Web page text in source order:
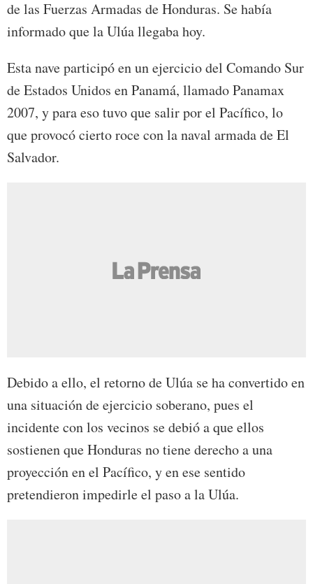
de las Fuerzas Armadas de Honduras. Se había
informado que la Ulúa llegaba hoy.
Esta nave participó en un ejercicio del Comando Sur
de Estados Unidos en Panamá, llamado Panamax
2007, y para eso tuvo que salir por el Pacífico, lo
que provocó cierto roce con la naval armada de El
Salvador.
Debido a ello, el retorno de Ulúa se ha convertido en
una situación de ejercicio soberano, pues el
incidente con los vecinos se debió a que ellos
sostienen que Honduras no tiene derecho a una
proyección en el Pacífico, y en ese sentido
pretendieron impedirle el paso a la Ulúa.